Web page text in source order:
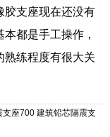
胶支座现在还没有
都是手工操作，
熟练程度有很大关
座700 建筑铅芯隔震支